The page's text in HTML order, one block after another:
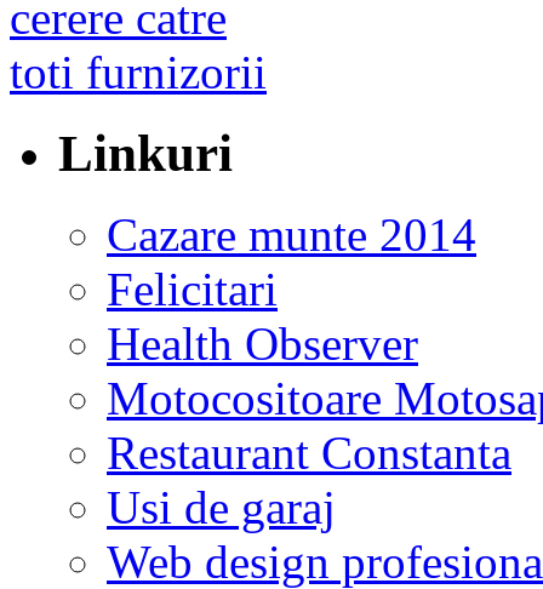
Linkuri
Cazare munte 2014
Felicitari
Health Observer
Motocositoare
Restaurant Constanta
Usi de garaj
Web design